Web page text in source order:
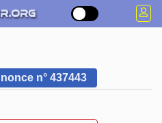
n° 437443